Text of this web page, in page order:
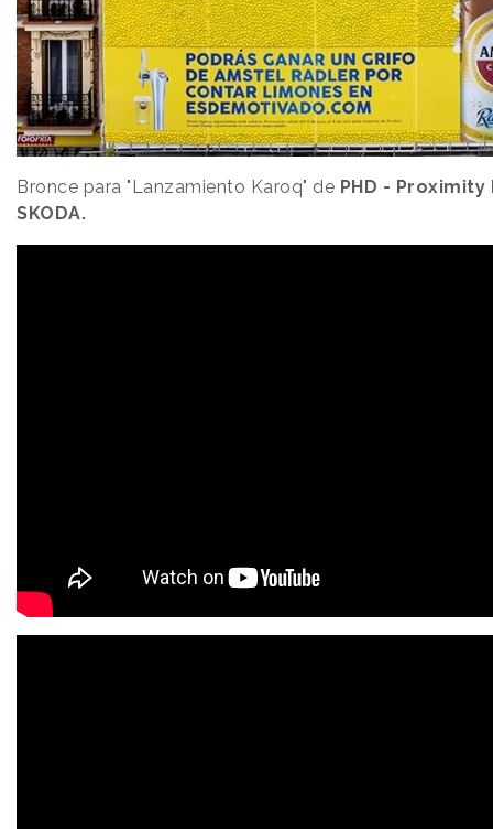
Bronce para "Lanzamiento Karoq" de PHD -
SKODA.